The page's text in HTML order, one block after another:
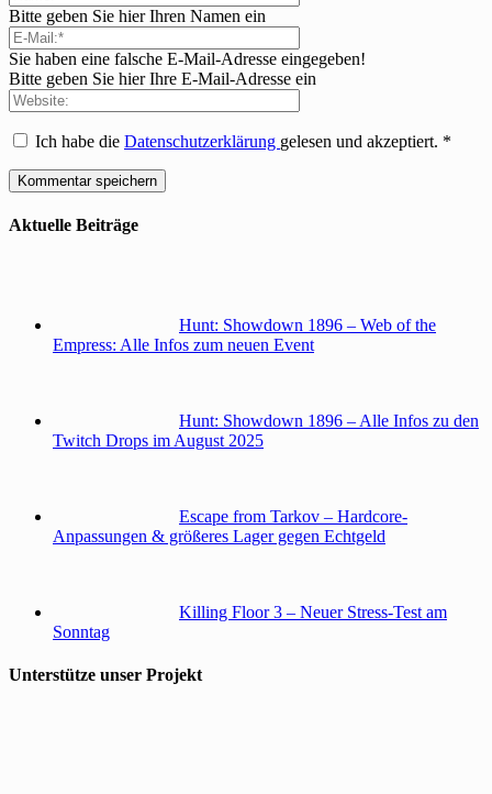
Bitte geben Sie hier Ihren Namen ein
Sie haben eine falsche E-Mail-Adresse eingegeben!
Bitte geben Sie hier Ihre E-Mail-Adresse ein
Ich habe die Datenschutzerklärung gelesen und akzeptiert. *
Aktuelle Beiträge
Hunt: Showdown 1896 – Web of the
Empress: Alle Infos zum neuen Event
Hunt: Showdown 1896 – Alle Infos zu den
Twitch Drops im August 2025
Escape from Tarkov – Hardcore-
Anpassungen & größeres Lager gegen Echtgeld
Killing Floor 3 – Neuer Stress-Test am
Sonntag
Unterstütze unser Projekt